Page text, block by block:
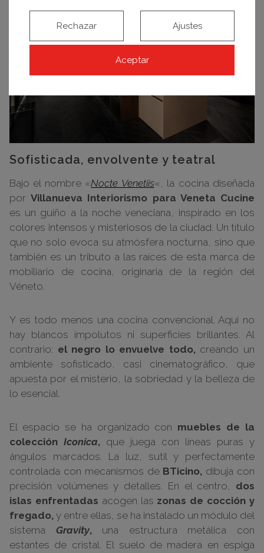
Sofisticada, envolvente y teatral
Bajo el nombre «Nocte Venetiis«, la cocina diseñada
porVillanueva Interiorismo para Veneta Cucine
es un guiño a la noche veneciana, inspirado en los
colores intensos y misteriosos de la ciudad. Un título
que no solo evoca su atmósfera nocturna, sino que
también es un tributo a las raíces de esta marca de
mobiliario de cocina, originaria de la región del
Véneto.
Y es todo menos una cocina convencional. Aquí no
hay blancos impolutos ni superficies brillantes. Al
contrario: el negro lo envuelve todo,creando un
ambiente sofisticado, casi cinematográfico, que
apuesta por el misterio, la sobriedad y la belleza de
lo esencial.
El espacio se ha organizado con muebles de la
colección Iconica, que juega con líneas puras y
ángulos marcados. La luz, sutil y perfectamente
controlada con mecanismos de BTicino, dibuja con
precisión volúmenes y detalles. En el centro, dos
islas enfrentadas acogen las zonas de cocción y
fregado, y entre ellas, se ha instalado un módulo del
sistema Gravity,una estructura metálica con
estantes de cristal. El suelo de madera en espiga
Aceptar
Rechazar Ajustes